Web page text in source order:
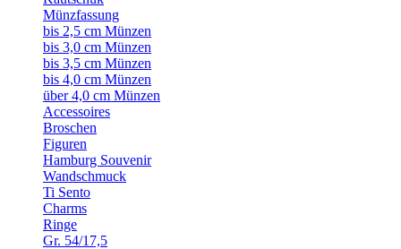
Münzfassung
bis 2,5 cm Münzen
bis 3,0 cm Münzen
bis 3,5 cm Münzen
bis 4,0 cm Münzen
über 4,0 cm Münzen
Accessoires
Broschen
Figuren
Hamburg Souvenir
Wandschmuck
Ti Sento
Charms
Ringe
Gr. 54/17,5